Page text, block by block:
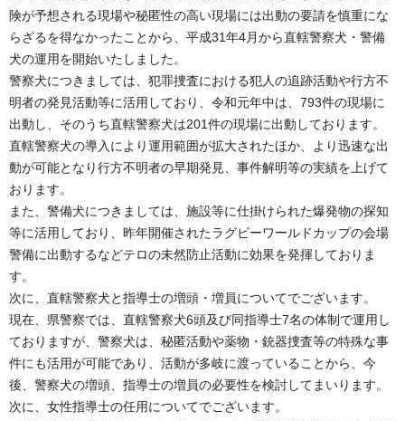
険が予想される現場や秘匿性の高い現場には出動の要請を慎重にな
らざるを得なかったことから、平成31年4月から直轄警察犬・警備
犬の運用を開始いたしました。
警察犬につきましては、犯罪捜査における犯人の追跡活動や行方不
明者の発見活動等に活用しており、令和元年中は、793件の現場に
出動し、そのうち直轄警察犬は201件の現場に出動しております。
直轄警察犬の導入により運用範囲が拡大されたほか、より迅速な出
動が可能となり行方不明者の早期発見、事件解明等の実績を上げて
おります。
また、警備犬につきましては、施設等に仕掛けられた爆発物の探知
等に活用しており、昨年開催されたラグビーワールドカップの会場
警備に出動するなどテロの未然防止活動に効果を発揮しておりま
す。
次に、直轄警察犬と指導士の増頭・増員についてでございます。
現在、県警察では、直轄警察犬6頭及び同指導士7名の体制で運用し
ておりますが、警察犬は、秘匿活動や薬物・銃器捜査等の特殊な事
件にも活用が可能であり、活動が多岐に渡っていることから、今
後、警察犬の増頭、指導士の増員の必要性を検討してまいります。
次に、女性指導士の任用についてでございます。